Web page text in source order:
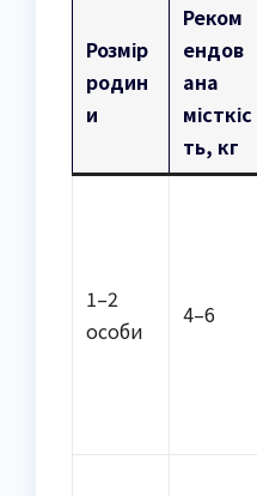
Розмір
родин
и
Реком
ендов
ана
місткіс
ть, кг
1–2
особи
4–6